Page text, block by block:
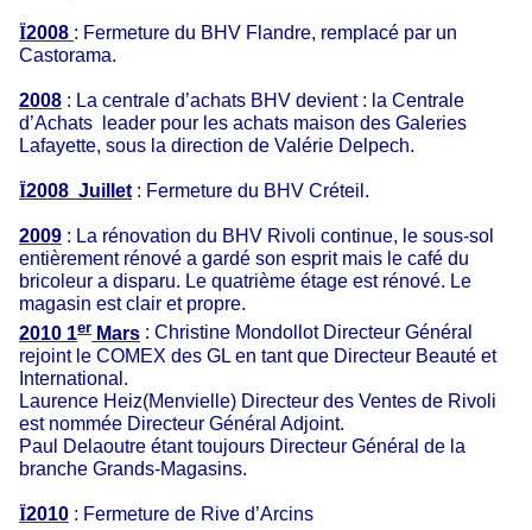
Ï2008 : Fermeture du BHV Flandre, remplacé par un
Castorama.
2008 : La centrale d’achats BHV devient : la Centrale
d’Achats
leader pour les achats maison des Galeries
Lafayette, sous la direction de Valérie Delpech.
Ï2008 Juillet : Fermeture du BHV Créteil.
2009 : La rénovation du BHV Rivoli continue, le sous-sol
entièrement rénové a gardé son esprit mais le café du
bricoleur a disparu. Le quatrième étage est rénové. Le
magasin est clair et propre.
2010 1er Mars : Christine Mondollot Directeur Général
rejoint le COMEX des GL en tant que Directeur Beauté et
International.
Laurence Heiz(Menvielle) Directeur des Ventes de Rivoli
est nommée Directeur Général Adjoint.
Paul Delaoutre étant toujours Directeur Général de la
branche Grands-Magasins.
Ï2010 : Fermeture de Rive d’Arcins